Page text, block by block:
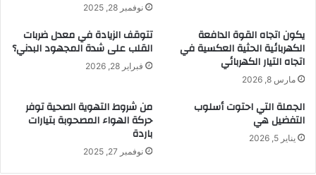
نوفمبر 28, 2025
يكون اتجاه القوة الدافعة
الكهربائية الحثية العكسية في
اتجاه التيار الكهربائي
مارس 8, 2026
تتوقف الزيادة في معدل ضربات
القلب على شدة المجهود البدني؟
فبراير 28, 2026
الجملة التي احتوت أسلوب
التفضيل هي
يناير 5, 2026
من شروط التهوية الصحية توفر
حركة الهواء المصحوبة بتيارات
باردة
نوفمبر 27, 2025